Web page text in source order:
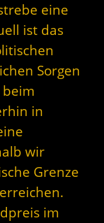
eine
ist das
Sorgen
in
wir
Grenze
im